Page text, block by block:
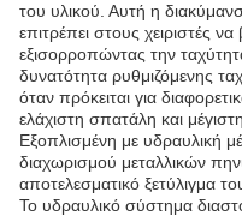
του υλικού. Αυτή η
επιτρέπει στους χειριστές
εξισορροπώντας την
δυνατότητα ρυθμιζόμενης
όταν πρόκειται για
ελάχιστη σπατάλη και
Εξοπλισμένη με υδραυλική
διαχωρισμού μεταλλικών
αποτελεσματικό ξετύλιγμα
Το υδραυλικό σύστημα